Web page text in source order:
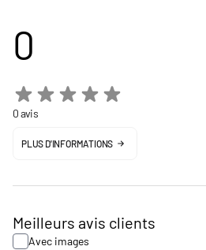
0
0 avis
PLUS D'INFORMATIONS
Meilleurs avis clients
Avec images